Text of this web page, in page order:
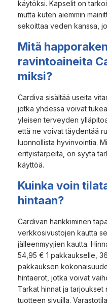
käytöksi. Kapselit on
mutta kuten aiemmin
sekoittaa veden kanssa,
Mitä
ravintoaineita
miksi?
Cardiva sisältää useita
jotka yhdessä voivat
yleisen terveyden
että ne voivat täydentää
luonnollista hyvinvointia.
erityistarpeita, on syytä
käyttöä.
Kuinka voin
hintaan?
Cardivan hankkiminen
verkkosivustojen kautta
jälleenmyyjien kautta.
54,95 € 1 pakkaukselle,
pakkauksen
hintaerot, jotka voivat
Tarkat hinnat ja
tuotteen sivuilla.